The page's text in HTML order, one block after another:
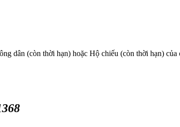
dân (còn thời hạn) hoặc Hộ chiếu (còn thời hạn) của